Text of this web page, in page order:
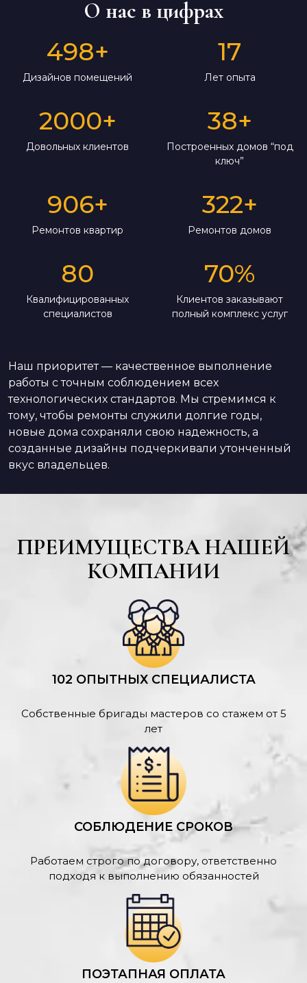
О нас в цифрах
498+
Дизайнов помещений
17
Лет опыта
2000+
Довольных клиентов
38+
Построенных домов “под
ключ”
906+
Ремонтов квартир
322+
Ремонтов домов
80
Квалифицированных
специалистов
70%
Клиентов заказывают
полный комплекс услуг
Наш приоритет — качественное выполнение
работы с точным соблюдением всех
технологических стандартов. Мы стремимся к
тому, чтобы ремонты служили долгие годы,
новые дома сохраняли свою надежность, а
созданные дизайны подчеркивали утонченный
вкус владельцев.
ПРЕИМУЩЕСТВА НАШЕЙ
КОМПАНИИ
102 ОПЫТНЫХ СПЕЦИАЛИСТА
Собственные бригады мастеров со стажем от 5
лет
СОБЛЮДЕНИЕ СРОКОВ
Работаем строго по договору, ответственно
подходя к выполнению обязанностей
ПОЭТАПНАЯ ОПЛАТА